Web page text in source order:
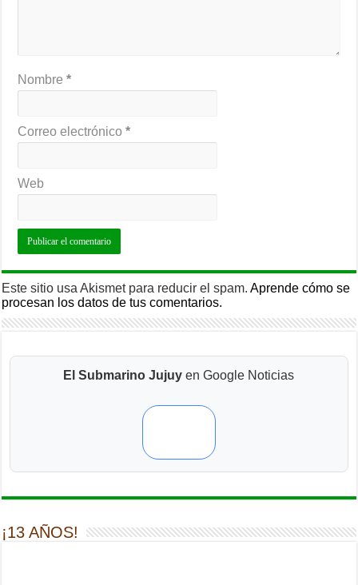
Nombre*
Correo electrónico*
Web
Este sitio usa Akismet para reducir el spam.Aprende cómo se
procesan los datos de tus comentarios.
El Submarino Jujuy en Google Noticias
¡13 AÑOS!